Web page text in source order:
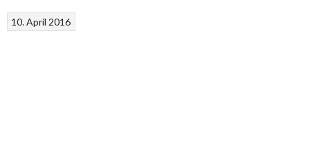
10. April 2016